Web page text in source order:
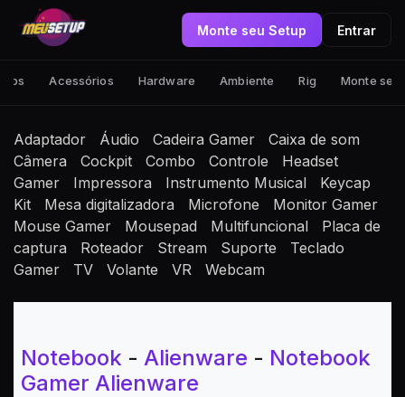
Monte seu Setup Entrar
Acessórios Hardware Ambiente Rig Monte seu
Adaptador Áudio Cadeira Gamer
Caixa de som
Câmera
Cockpit Combo Controle
Headset
Gamer
Impressora Instrumento Musical
Keycap
Kit
Mesa digitalizadora Microfone
Monitor Gamer
Mouse Gamer
Mousepad Multifuncional
Placa de
captura
Roteador Stream Suporte
Teclado
Gamer
TV Volante VR Webcam
Notebook - Alienware - Notebook
Gamer Alienware